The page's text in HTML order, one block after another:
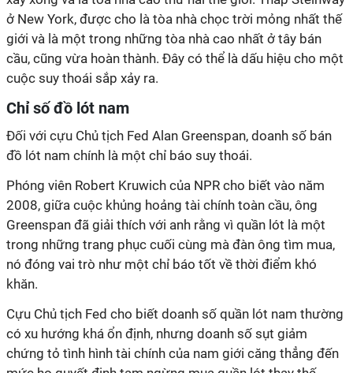
ở New York, được cho là tòa nhà chọc trời mỏng nhất thế
giới và là một trong những tòa nhà cao nhất ở tây bán
cầu, cũng vừa hoàn thành. Đây có thể là dấu hiệu cho một
cuộc suy thoái sắp xảy ra.
Chỉ số đồ lót nam
Đối với cựu Chủ tịch Fed Alan Greenspan, doanh số bán
đồ lót nam chính là một chỉ báo suy thoái.
Phóng viên Robert Kruwich của NPR cho biết vào năm
2008, giữa cuộc khủng hoảng tài chính toàn cầu, ông
Greenspan đã giải thích với anh rằng vì quần lót là một
trong những trang phục cuối cùng mà đàn ông tìm mua,
nó đóng vai trò như một chỉ báo tốt về thời điểm khó
khăn.
Cựu Chủ tịch Fed cho biết doanh số quần lót nam thường
có xu hướng khá ổn định, nhưng doanh số sụt giảm
chứng tỏ tình hình tài chính của nam giới căng thẳng đến